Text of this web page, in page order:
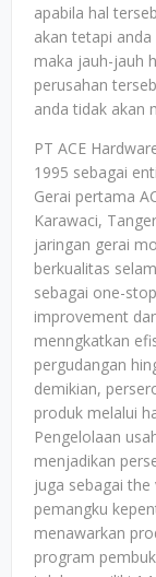
apabila hal
akan tetapi
maka jauh-jauh
perusahan
anda tidak akan
PT ACE
1995 sebagai
Gerai pertama
Karawaci,
jaringan gerai
berkualitas
sebagai one-
improvement
menngkatkan
pergudangan
demikian,
produk melalui
Pengelolaan
menjadikan
juga sebagai
pemangku
menawarkan
program